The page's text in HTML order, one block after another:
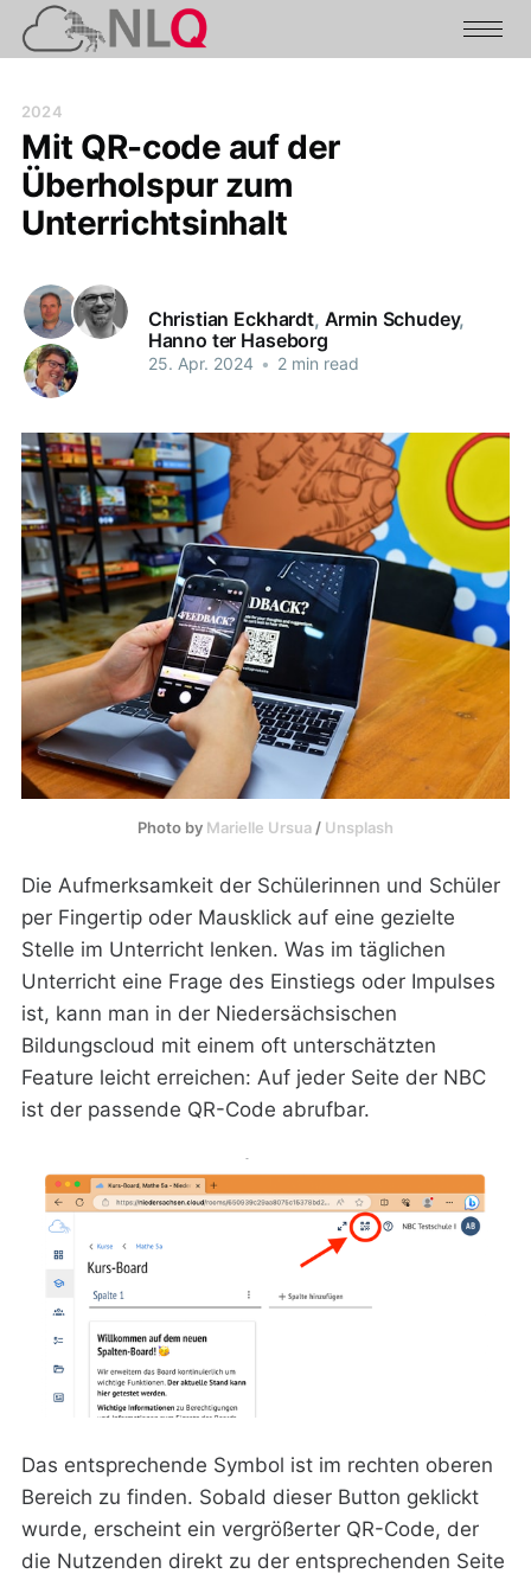
2024
Mit QR-code auf der
Überholspur zum
Unterrichtsinhalt
Christian Eckhardt, Armin Schudey,
Hanno ter Haseborg
25. Apr. 2024 • 2 min read
Photo by Marielle Ursua / Unsplash
Die Aufmerksamkeit der Schülerinnen und Schüler
per Fingertip oder Mausklick auf eine gezielte
Stelle im Unterricht lenken. Was im täglichen
Unterricht eine Frage des Einstiegs oder Impulses
ist, kann man in der Niedersächsischen
Bildungscloud mit einem oft unterschätzten
Feature leicht erreichen: Auf jeder Seite der NBC
ist der passende QR-Code abrufbar.‌
Das entsprechende Symbol ist im rechten oberen
Bereich zu finden. Sobald dieser Button geklickt
wurde, erscheint ein vergrößerter QR-Code, der
die Nutzenden direkt zu der entsprechenden Seite